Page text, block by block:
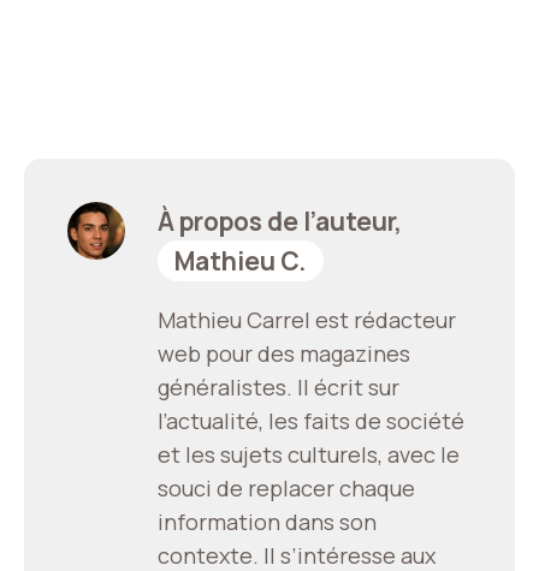
À propos de l’auteur,
Mathieu C.
Mathieu Carrel est rédacteur
web pour des magazines
généralistes. Il écrit sur
l’actualité, les faits de société
et les sujets culturels, avec le
souci de replacer chaque
information dans son
contexte. Il s’intéresse aux